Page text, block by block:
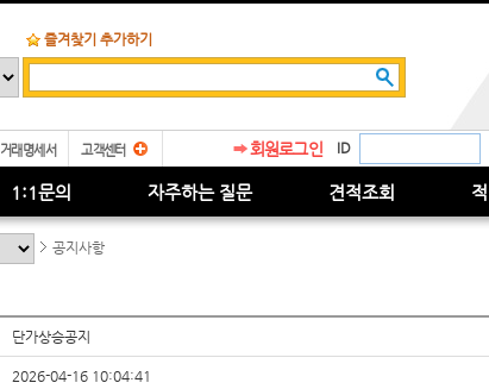
회원로그인 ID
거래명세서 고객센터
즐겨찾기 추가하기
1:1문의 자주하는 질문 견적조회
공지사항
단가상승공지
2026-04-16 10:04:41